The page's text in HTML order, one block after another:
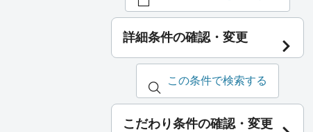
詳細条件の確認・変更
この条件で検索する
こだわり条件の確認・変更